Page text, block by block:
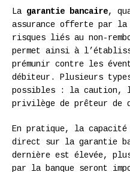
La garantie bancaire,
assurance offerte par la
risques liés au non-
permet ainsi à
prémunir contre les
débiteur. Plusieurs
possibles : la caution,
privilège de prêteur de
En pratique, la capacité
direct sur la garantie
dernière est élevée,
par la banque seront